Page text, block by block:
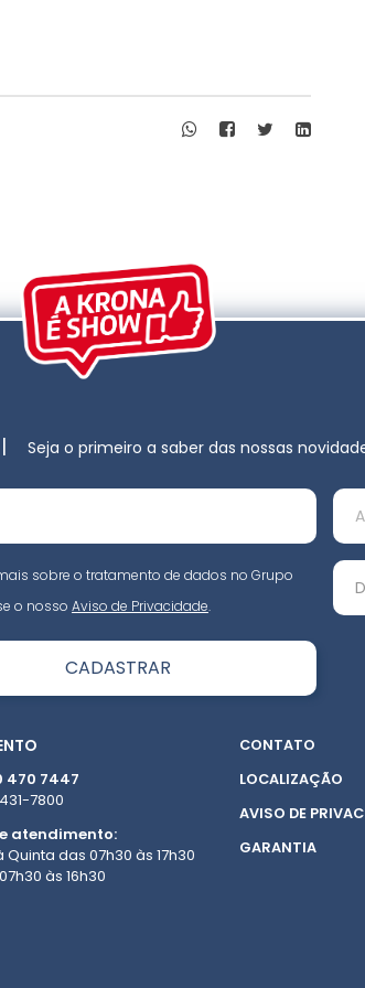
| Seja o primeiro a saber das nossas
sobre o tratamento de dados no Grupo
o nosso Aviso de Privacidade.
470 7447
7800
atendimento:
das 07h30 às 17h30
às 16h30
CONTATO
LOCALIZAÇÃO
AVISO DE
GARANTIA